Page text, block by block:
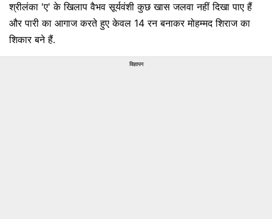
श्रीलंका 'ए' के खिलाप वैभव सूर्यवंशी कुछ खास जलवा नहीं दिखा पाए हैं
और पारी का आगाज करते हुए केवल 14 रन बनाकर मोहम्मद शिराज का
शिकार बने हैं.
विज्ञापन